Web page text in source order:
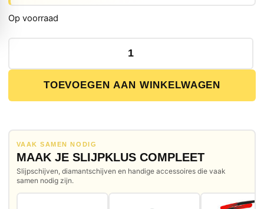
Op voorraad
HIKOKI G23SW2CPZ haakse slijper set 125/230mm in
TOEVOEGEN AAN WINKELWAGEN
VAAK SAMEN NODIG
MAAK JE SLIJPKLUS COMPLEET
Slijpschijven, diamantschijven en handige accessoires die vaak
samen nodig zijn.